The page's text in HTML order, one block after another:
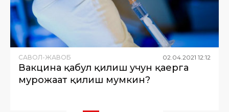
САВОЛ-ЖАВОБ 02 04 2021 12:12
Вакцина қабул қилиш учун қаерга
мурожаат қилиш мумкин?